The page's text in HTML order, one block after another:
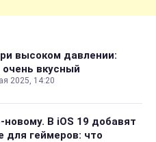
высоком давлении:
вкусный
2025, 14:20
В iOS 19 добавят
для геймеров: что